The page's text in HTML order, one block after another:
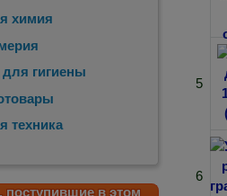
химия
гигиены
техника
поступившие в этом
5
6